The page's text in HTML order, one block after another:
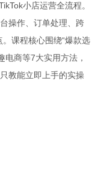
小店运营全流程。
操作、订单处理、跨
课程核心围绕“爆款选
电商等7大实用方法，
教能立即上手的实操